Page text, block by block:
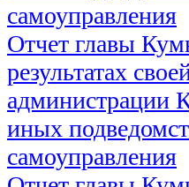
самоуправления
Отчет главы
результатах
администрации
иных
самоуправления